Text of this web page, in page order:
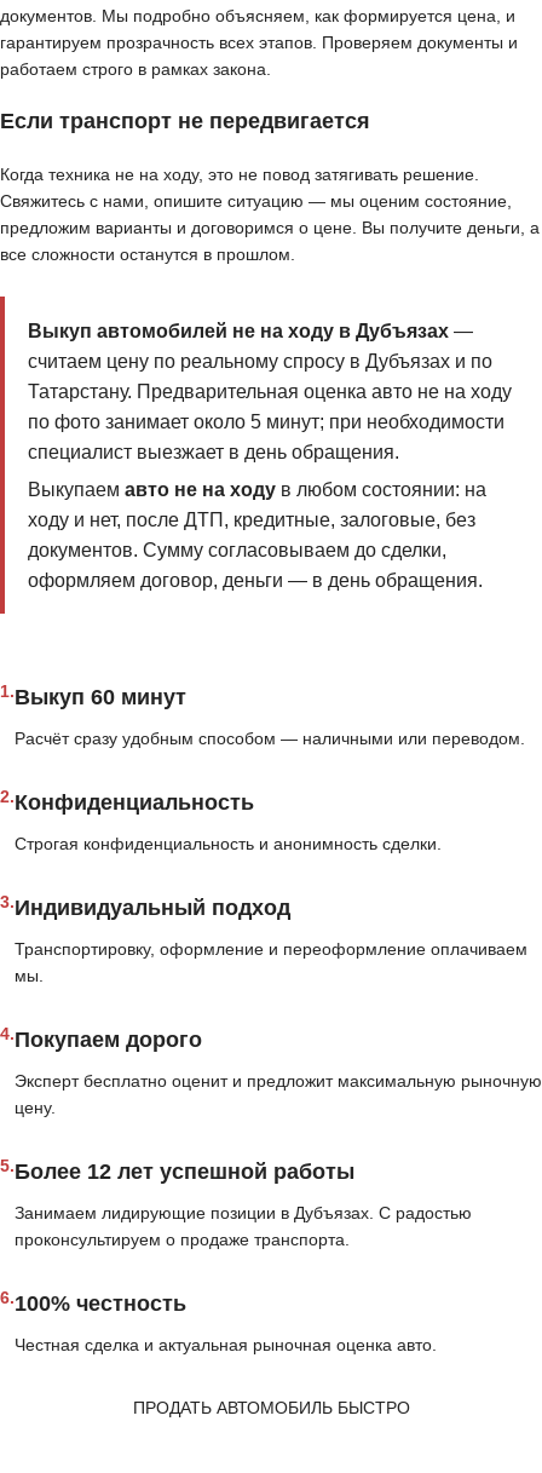
документов. Мы подробно объясняем, как формируется цена, и
гарантируем прозрачность всех этапов. Проверяем документы и
работаем строго в рамках закона.
Если транспорт не передвигается
Когда техника не на ходу, это не повод затягивать решение.
Свяжитесь с нами, опишите ситуацию — мы оценим состояние,
предложим варианты и договоримся о цене. Вы получите деньги, а
все сложности останутся в прошлом.
Выкуп автомобилей не на ходу в Дубъязах—
считаем цену по реальному спросу в Дубъязах и по
Татарстану. Предварительная оценка авто не на ходу
по фото занимает около 5 минут; при необходимости
специалист выезжает в день обращения.
Выкупаем авто не на ходув любом состоянии: на
ходу и нет, после ДТП, кредитные, залоговые, без
документов. Сумму согласовываем до сделки,
оформляем договор, деньги — в день обращения.
1.Выкуп 60 минут
Расчёт сразу удобным способом — наличными или переводом.
2.Конфиденциальность
Строгая конфиденциальность и анонимность сделки.
3.Индивидуальный подход
Транспортировку, оформление и переоформление оплачиваем
мы.
4.Покупаем дорого
Эксперт бесплатно оценит и предложит максимальную рыночную
цену.
5.Более 12 лет успешной работы
Занимаем лидирующие позиции в Дубъязах. С радостью
проконсультируем о продаже транспорта.
6.100% честность
Честная сделка и актуальная рыночная оценка авто.
ПРОДАТЬ АВТОМОБИЛЬ БЫСТРО